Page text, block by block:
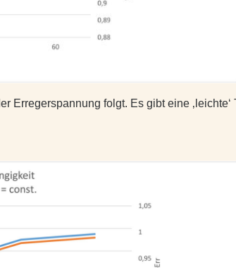
Erregerspannung folgt. Es gibt eine